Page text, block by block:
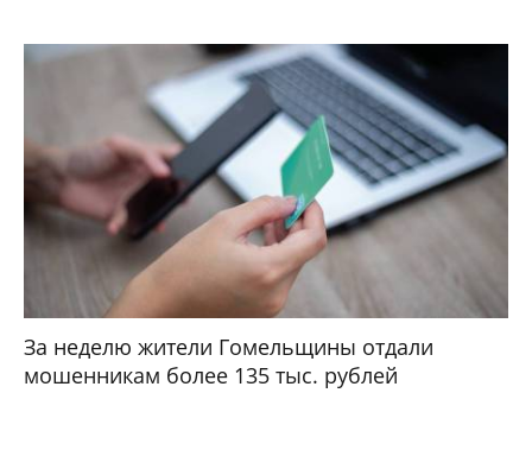
За неделю жители Гомельщины отдали
мошенникам более 135 тыс. рублей